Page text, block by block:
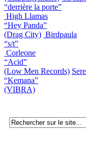
“derrière la porte”
High Llamas
“Hey Panda”
(Drag City) Birdpaula
“s/t”
Corleone
“Acid”
(Low Men Records)
“Kemana”
(VIBRA)